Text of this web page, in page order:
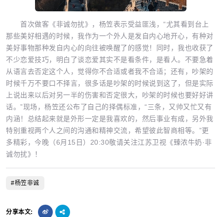
首次做客《非诚勿扰》，杨笠表示受益匪浅，“尤其看到台上
那些美好相遇的时候，我作为一个外人是发自内心地开心，有种对
美好事物那种发自内心的向往被唤醒了的感觉！同时，我也收获了
不少恋爱技巧，明白了谈恋爱其实不是看条件，是看人。不要急着
从语言去否定这个人，觉得你不合适或者我不合适；还有，吵架的
时候千万不要口不择言，很多话是吵架的时候说到这了，但是实际
上说出来以后对另一半的伤害和否定很大，吵架的时候也要好好讲
话。”现场，杨笠还公布了自己的择偶标准，“三条，又帅又忙又有
内涵！总结起来就是外形一定是我喜欢的，然后事业有成，另外我
特别重视两个人之间的沟通和精神交流，希望彼此智商相等。”更
多精彩，今晚（6月15日）20:30敬请关注江苏卫视《臻浓牛奶·非
诚勿扰》！
#杨笠非诚
分享本文: